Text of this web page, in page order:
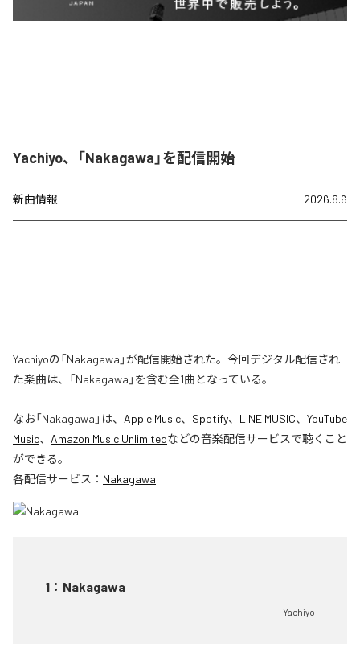
Yachiyo、「Nakagawa」を配信開始
新曲情報 2026.8.6
Yachiyoの「Nakagawa」が配信開始された。今回デジタル配信され
た楽曲は、「Nakagawa」を含む全1曲となっている。
なお「Nakagawa 」は、 Apple Music、 Spotify、 LINE MUSIC、 YouTube
Music、 Amazon Music Unlimitedなどの音楽配信サービスで聴くこと
ができる。
各配信サービス： Nakagawa
1 ： Nakagawa
Yachiyo